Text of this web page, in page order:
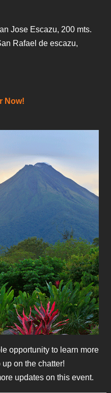
Jose Escazu, 200 mts.
Rafael de escazu,
Now!
opportunity to learn more
on the chatter!
updates on this event.